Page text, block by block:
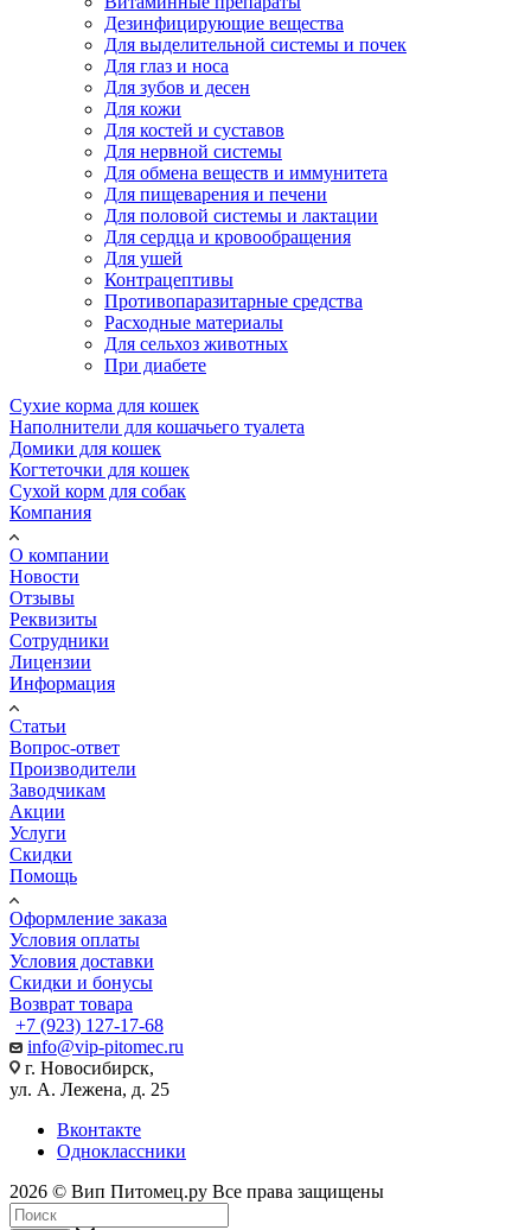
Дезинфицирующие вещества
Для выделительной системы и почек
Для глаз и носа
Для зубов и десен
Для кожи
Для костей и суставов
Для нервной системы
Для обмена веществ и иммунитета
Для пищеварения и печени
Для половой системы и лактации
Для сердца и кровообращения
Для ушей
Контрацептивы
Противопаразитарные средства
Расходные материалы
Для сельхоз животных
При диабете
Сухие корма для кошек
Наполнители для кошачьего туалета
Домики для кошек
Когтеточки для кошек
Сухой корм для собак
Компания
О компании
Новости
Отзывы
Реквизиты
Сотрудники
Лицензии
Информация
Статьи
Вопрос-ответ
Производители
Заводчикам
Акции
Услуги
Скидки
Помощь
Оформление заказа
Условия оплаты
Условия доставки
Скидки и бонусы
Возврат товара
+7 (923) 127-17-68
info@vip-pitomec.ru
г. Новосибирск,
ул. А. Лежена, д. 25
Вконтакте
Одноклассники
2026 © Вип Питомец.ру Все права защищены